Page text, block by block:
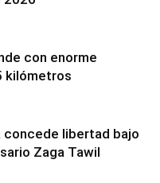
con enorme
kilómetros
concede libertad bajo
Zaga Tawil